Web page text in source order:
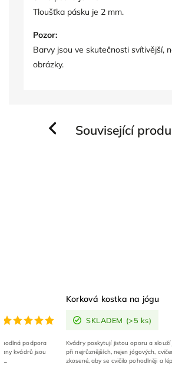
Tloušťka pásku je 2 mm.
Pozor:
Barvy jsou ve skutečnosti svítivější,
obrázky.
Související
Previous
podpora
kvádrů jsou
Korková kostka na jógu
SKLADEM (>5 ks)
Kvádry poskytují jistou oporu a
při nejrůznějších, nejen jógových,
zkosené, aby se cvičilo pohodlněji a